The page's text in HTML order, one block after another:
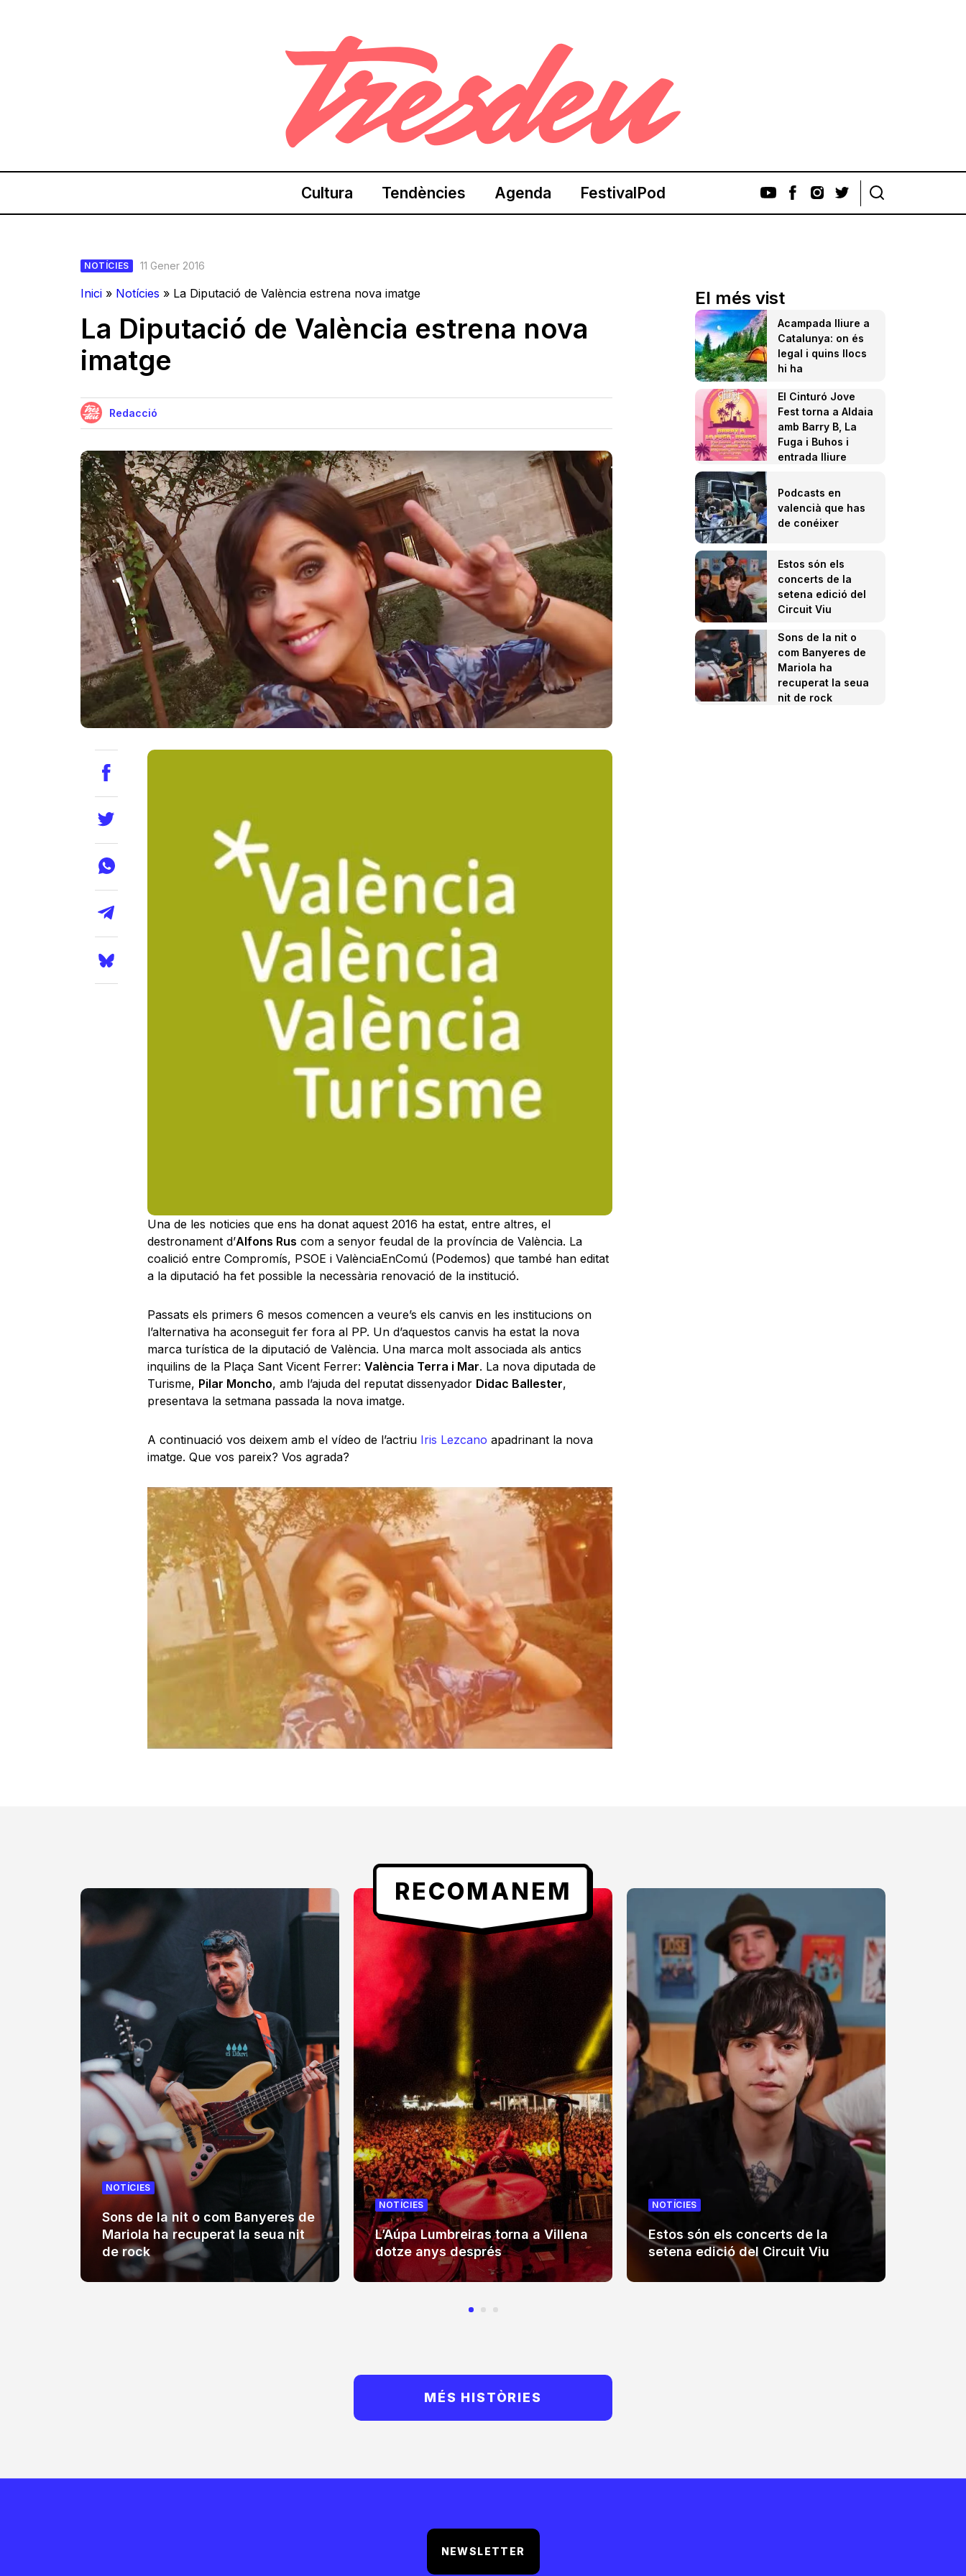
Cultura Tendències Agenda FestivalPod
NOTÍCIES 11 Gener 2016
Inici » Notícies » La Diputació de València estrena nova imatge
La Diputació de València estrena nova
imatge
Redacció
Una de les noticies que ens ha donat aquest 2016 ha estat, entre altres, el
destronament d’Alfons Rus com a senyor feudal de la província de València. La
coalició entre Compromís, PSOE i ValènciaEnComú (Podemos) que també han editat
a la diputació ha fet possible la necessària renovació de la institució.
Passats els primers 6 mesos comencen a veure’s els canvis en les institucions on
l’alternativa ha aconseguit fer fora al PP. Un d’aquestos canvis ha estat la nova
marca turística de la diputació de València. Una marca molt associada als antics
inquilins de la Plaça Sant Vicent Ferrer: València Terra i Mar. La nova diputada de
Turisme, Pilar Moncho, amb l’ajuda del reputat dissenyador Didac Ballester,
presentava la setmana passada la nova imatge.
A continuació vos deixem amb el vídeo de l’actriu Iris Lezcano apadrinant la nova
imatge. Que vos pareix? Vos agrada?
El més vist
Acampada lliure a
Catalunya: on és
legal i quins llocs
hi ha
El Cinturó Jove
Fest torna a Aldaia
amb Barry B, La
Fuga i Buhos i
entrada lliure
Podcasts en
valencià que has
de conéixer
Estos són els
concerts de la
setena edició del
Circuit Viu
Sons de la nit o
com Banyeres de
Mariola ha
recuperat la seua
nit de rock
RECOMANEM
NOTÍCIES
Sons de la nit o com Banyeres de
Mariola ha recuperat la seua nit
de rock
NOTÍCIES
L’Aúpa Lumbreiras torna a Villena
dotze anys després
NOTÍCIES
Estos són els concerts de la
setena edició del Circuit Viu
MÉS HISTÒRIES
NEWSLETTER